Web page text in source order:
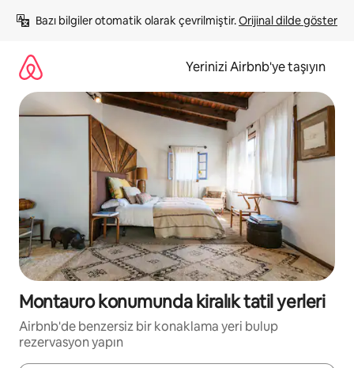
atla
Bazı bilgiler otomatik olarak çevrilmiştir. Orijinal dilde göster
Yerinizi Airbnb'ye taşıyın
Montauro konumunda kiralık tatil yerleri
Airbnb'de benzersiz bir konaklama yeri bulup
rezervasyon yapın